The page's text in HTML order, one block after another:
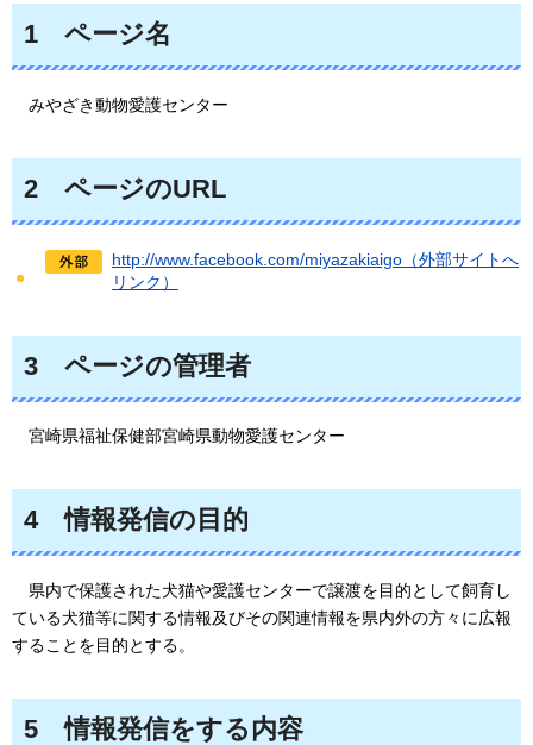
1 ページ名
みやざき動物愛護センター
2 ページのURL
http://www.facebook.com/miyazakiaigo（外部サイトへ
リンク）
3 ページの管理者
宮崎県福祉保健部宮崎県動物愛護センター
4 情報発信の目的
県内で保護された犬猫や愛護センターで譲渡を目的として飼育し
ている犬猫等に関する情報及びその関連情報を県内外の方々に広報
することを目的とする。
5 情報発信をする内容